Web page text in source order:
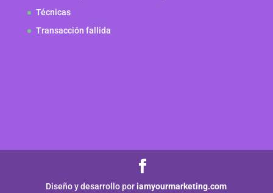
Técnicas
Transacción fallida
Diseño y desarrollo poriamyourmarketing.com